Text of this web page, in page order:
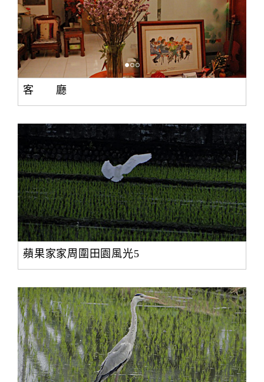
客 廳
蘋果家家周圍田園風光5